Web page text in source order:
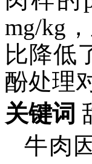
mg/kg
比降低
酚处理
关键词
牛肉